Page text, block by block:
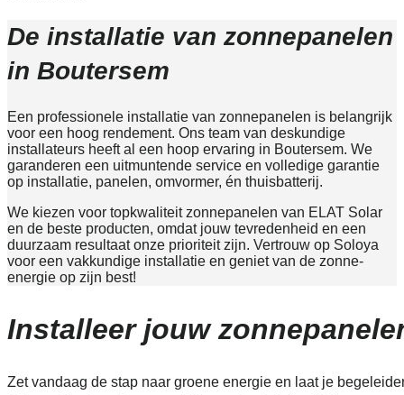
De installatie van zonnepanelen
in Boutersem
Een professionele installatie van zonnepanelen is belangrijk
voor een hoog rendement. Ons team van deskundige
installateurs heeft al een hoop ervaring in Boutersem. We
garanderen een uitmuntende service en volledige garantie
op installatie, panelen, omvormer, én thuisbatterij.
We kiezen voor topkwaliteit zonnepanelen van ELAT Solar
en de beste producten, omdat jouw tevredenheid en een
duurzaam resultaat onze prioriteit zijn. Vertrouw op Soloya
voor een vakkundige installatie en geniet van de zonne-
energie op zijn best!
Installeer jouw
Zet vandaag de stap naar groene energie en laat je